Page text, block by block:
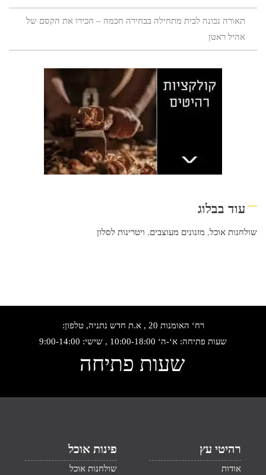
תאורה נכונה לבית מתחילה בבחירה חכמה – הכירו את הקסם של
אהיל ראטן
עוד בבלוג
שולחנות אוכל, מזנונים מעוצבים, ויטרינות לסלון
רח‘ האומנות 20 , א.ת חדש נתניה, טלפון:
שעות פתיחה: א‘-ה‘ 10:00-18:00 , שישי: 9:00-14:00
שעות פתיחה
רהיטי עץ
אודות
פינות אוכל
שולחנות אוכל